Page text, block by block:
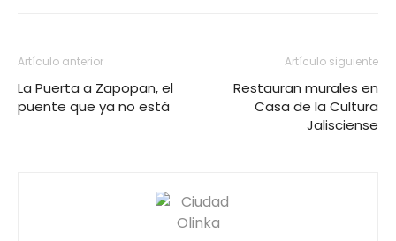
Artículo anterior
La Puerta a Zapopan, el
puente que ya no está
Artículo siguiente
Restauran murales en
Casa de la Cultura
Jalisciense